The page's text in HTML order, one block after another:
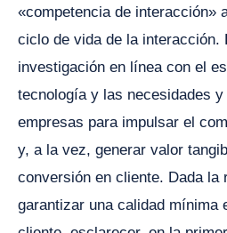
«competencia de interacción»
ciclo de vida de la interacción.
investigación en línea con el
tecnología y las necesidades
empresas para impulsar el
y, a la vez, generar valor
conversión en cliente. Dada la
garantizar una calidad mínima